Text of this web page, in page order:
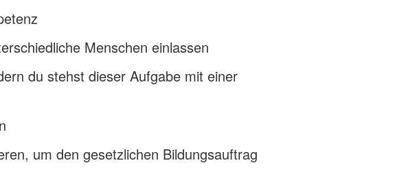
Menschen einlassen
du stehst dieser Aufgabe mit einer
um den gesetzlichen Bildungsauftrag